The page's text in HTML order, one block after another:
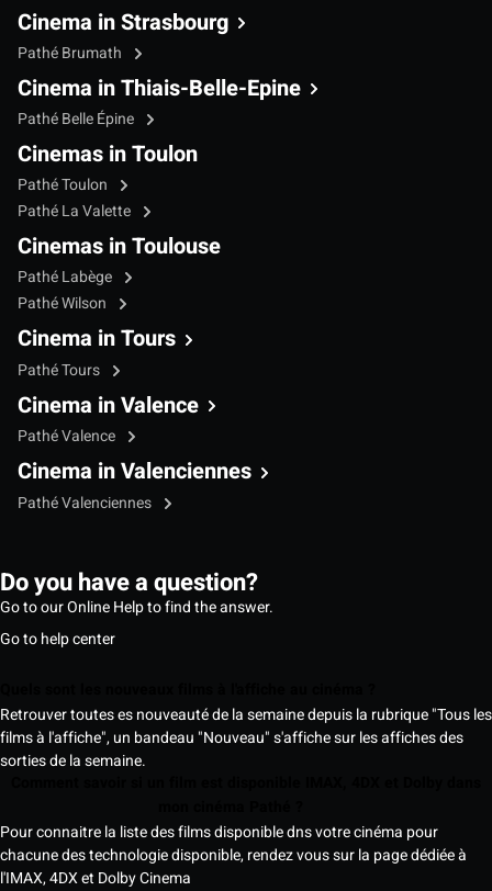
Cinema in Strasbourg
Pathé Brumath
Cinema in Thiais-Belle-Epine
Pathé Belle Épine
Cinemas in Toulon
Pathé Toulon
Pathé La Valette
Cinemas in Toulouse
Pathé Labège
Pathé Wilson
Cinema in Tours
Pathé Tours
Cinema in Valence
Pathé Valence
Cinema in Valenciennes
Pathé Valenciennes
Do you have a question?
Go to our Online Help to find the answer.
Go to help center
Retrouver toutes es nouveauté de la semaine depuis la rubrique "Tous les
films à l'affiche", un bandeau "Nouveau" s'affiche sur les affiches des
sorties de la semaine.
Pour connaitre la liste des films disponible dns votre cinéma pour
chacune des technologie disponible, rendez vous sur la page dédiée à
l'IMAX, 4DX et Dolby Cinema